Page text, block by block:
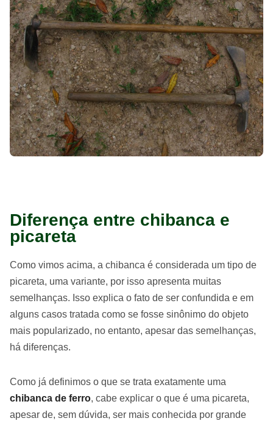
Diferença entre chibanca e
picareta
Como vimos acima, a chibanca é considerada um tipo de
picareta, uma variante, por isso apresenta muitas
semelhanças. Isso explica o fato de ser confundida e em
alguns casos tratada como se fosse sinônimo do objeto
mais popularizado, no entanto, apesar das semelhanças,
há diferenças.
Como já definimos o que se trata exatamente uma
chibanca de ferro, cabe explicar o que é uma picareta,
apesar de, sem dúvida, ser mais conhecida por grande